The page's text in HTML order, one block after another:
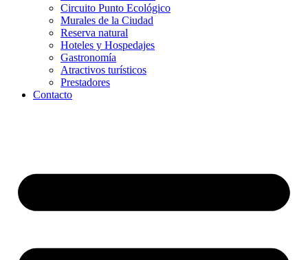
Circuito Punto Ecológico
Murales de la Ciudad
Reserva natural
Hoteles y Hospedajes
Gastronomía
Atractivos turísticos
Prestadores
Contacto